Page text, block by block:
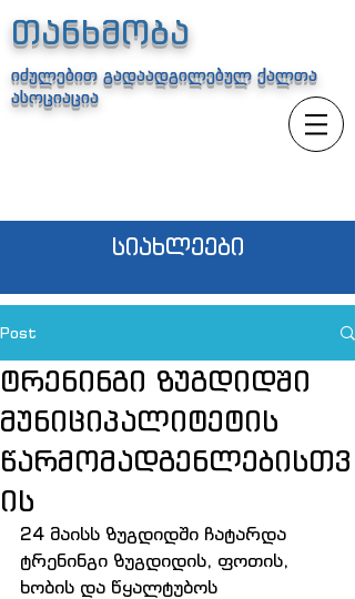
თანხმობა
იძულებით გადაადგილებულ ქალთა
ასოციაცია
სიახლეები
Post
ტრენინგი ზუგდიდში
მუნიციპალიტეტის
წარმომადგენლებისთვ
ის
24 მაისს ზუგდიდში ჩატარდა
ტრენინგი ზუგდიდის, ფოთის,
ხობის და წყალტუბოს